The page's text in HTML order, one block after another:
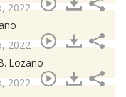
2022
2022
Lozano
2022